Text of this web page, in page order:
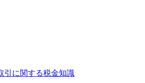
引に関する税金知識